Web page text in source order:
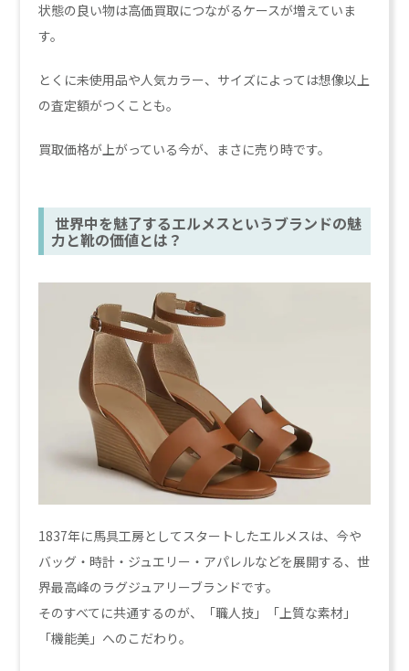
状態の良い物は高価買取につながるケースが増えていま
す。
とくに未使用品や人気カラー、サイズによっては想像以上
の査定額がつくことも。
買取価格が上がっている今が、まさに売り時です。
世界中を魅了するエルメスというブランドの魅
力と靴の価値とは？
1837年に馬具工房としてスタートしたエルメスは、今や
バッグ・時計・ジュエリー・アパレルなどを展開する、世
界最高峰のラグジュアリーブランドです。
そのすべてに共通するのが、「職人技」「上質な素材」
「機能美」へのこだわり。